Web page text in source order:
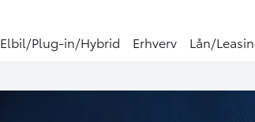
Elbil/Plug-in/Hybrid Erhverv Lån/